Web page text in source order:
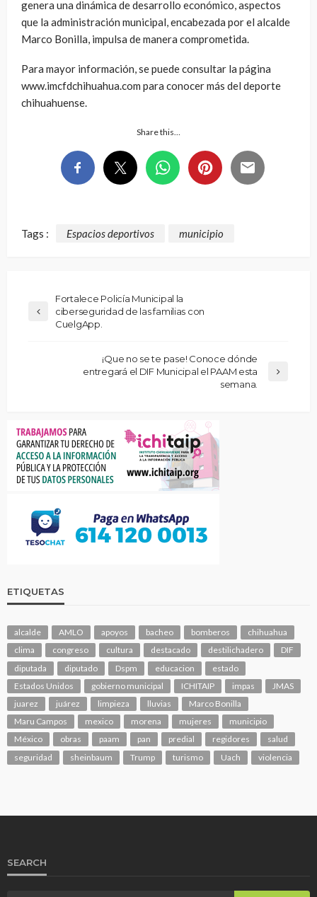
genera una dinámica de desarrollo económico, aspectos
que la administración municipal, encabezada por el alcalde
Marco Bonilla, impulsa de manera comprometida.
Para mayor información, se puede consultar la página
www.imcfdchihuahua.com para conocer más del deporte
chihuahuense.
Share this…
Tags : Espacios deportivos municipio
Fortalece Policía Municipal la
ciberseguridad de las familias con
CuelgApp.
¡Que no se te pase! Conoce dónde
entregará el DIF Municipal el PAAM esta
semana.
ETIQUETAS
alcalde AMLO apoyos bacheo bomberos
chihuahua
clima
congreso cultura destacado destilichadero
DIF
diputada
diputado Dspm educacion
estado
Estados Unidos
gobierno municipal ICHITAIP impas
JMAS
juarez
juárez limpieza lluvias
Marco Bonilla
Maru Campos
mexico morena mujeres
municipio
México
obras paam pan predial regidores
salud
seguridad
sheinbaum Trump turismo Uach violencia
SEARCH